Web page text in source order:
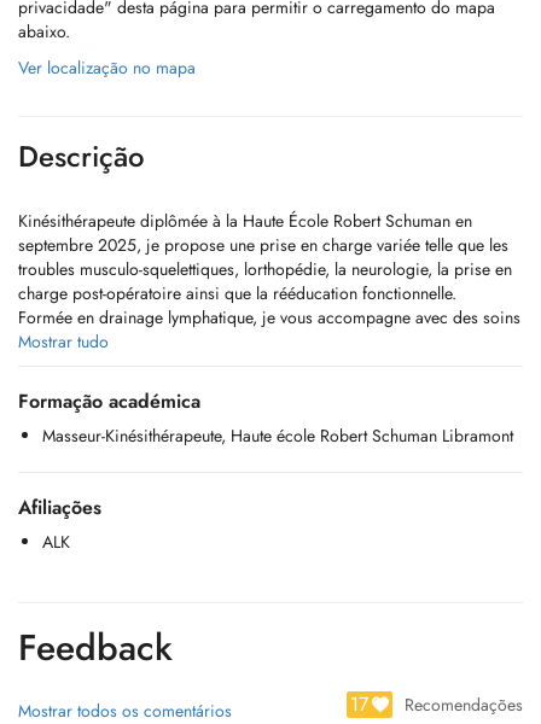
privacidade" desta página para permitir o carregamento do mapa
abaixo.
Ver localização no mapa
Descrição
Kinésithérapeute diplômée à la Haute École Robert Schuman en
septembre 2025, je propose une prise en charge variée telle que les
troubles musculo-squelettiques, lorthopédie, la neurologie, la prise en
charge post-opératoire ainsi que la rééducation fonctionnelle.
Formée en drainage lymphatique, je vous accompagne avec des soins
personnalisés selon vos besoins.
A bientôt !
Mostrar tudo
Formação académica
Masseur-Kinésithérapeute, Haute école Robert Schuman Libramont
Afiliações
ALK
Feedback
Mostrar todos os comentários 17 Recomendações